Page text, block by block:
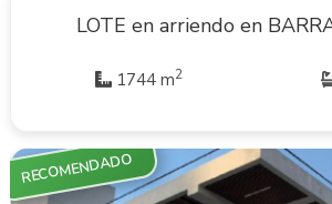
LOTE en arriendo en
1744 m2
RECOMENDADO